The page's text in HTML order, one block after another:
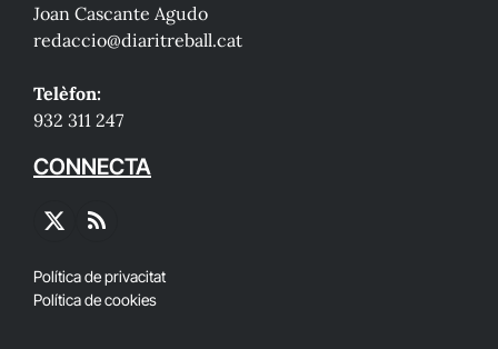
Joan Cascante Agudo
redaccio@diaritreball.cat
Telèfon:
932 311 247
CONNECTA
X
RSS
Política de privacitat
Política de cookies